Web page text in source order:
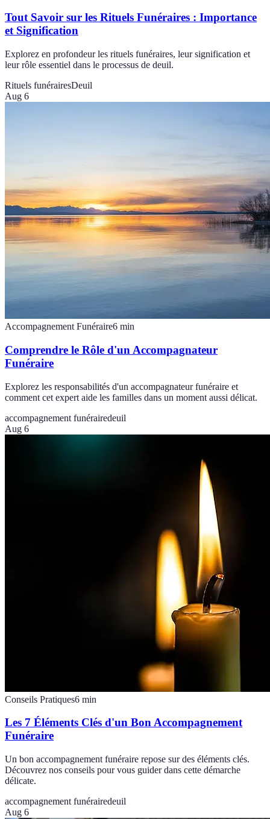
Tout Savoir sur les Rituels Funéraires : Importance
et Signification
Explorez en profondeur les rituels funéraires, leur signification et
leur rôle essentiel dans le processus de deuil.
Rituels funérairesDeuil
Aug 6
Accompagnement Funéraire6 min
Comprendre le Rôle d'un Accompagnateur
Funéraire
Explorez les responsabilités d'un accompagnateur funéraire et
comment cet expert aide les familles dans un moment aussi délicat.
accompagnement funérairedeuil
Aug 6
Conseils Pratiques6 min
Les 7 Éléments Clés d'un Bon Accompagnement
Funéraire
Un bon accompagnement funéraire repose sur des éléments clés.
Découvrez nos conseils pour vous guider dans cette démarche
délicate.
accompagnement funérairedeuil
Aug 6